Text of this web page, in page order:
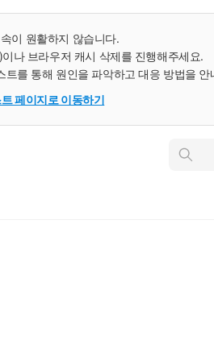
이 원활하지 않습니다.
나 브라우저 캐시 삭제를 진행해주세요.
를 통해 원인을 파악하고 대응 방법을 안
페이지로 이동하기
인